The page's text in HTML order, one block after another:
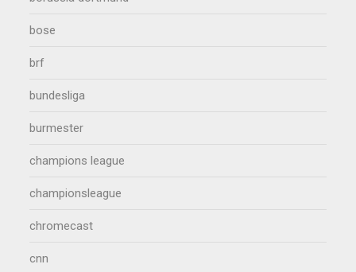
bose
brf
bundesliga
burmester
champions league
championsleague
chromecast
cnn